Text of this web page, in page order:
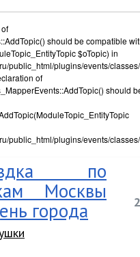
should be compatible
$oTopic) in
public_html/plugins/events/
of
should
public_html/plugins/events/
по
Москвы
города
2